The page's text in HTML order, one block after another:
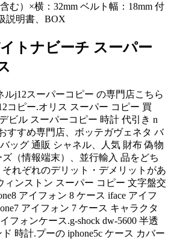
む）×横：32mm ベルト幅：18mm 付
説明書、BOX
トナビーチ スーパー
ルj12スーパーコピー の専門店こちら
コピー.オリス スーパー コピー 買
ビル スーパーコピー 時計 代引き n
すすめ専門店、ボッテガヴェネタ バ
ッグ 通販 シャネル、人気 財布 偽物
（情報端末）、並行輸入 品をどち
れぞれのデリット・デメリットがあ
ィンストン スーパー コピー 文字盤交
アイフォン 8 ケース iface アイフ
アイフォン 7 ケース キャラクタ
フォンケース.g-shock dw-5600 半透
時計.プーの iphone5c ケース カバー